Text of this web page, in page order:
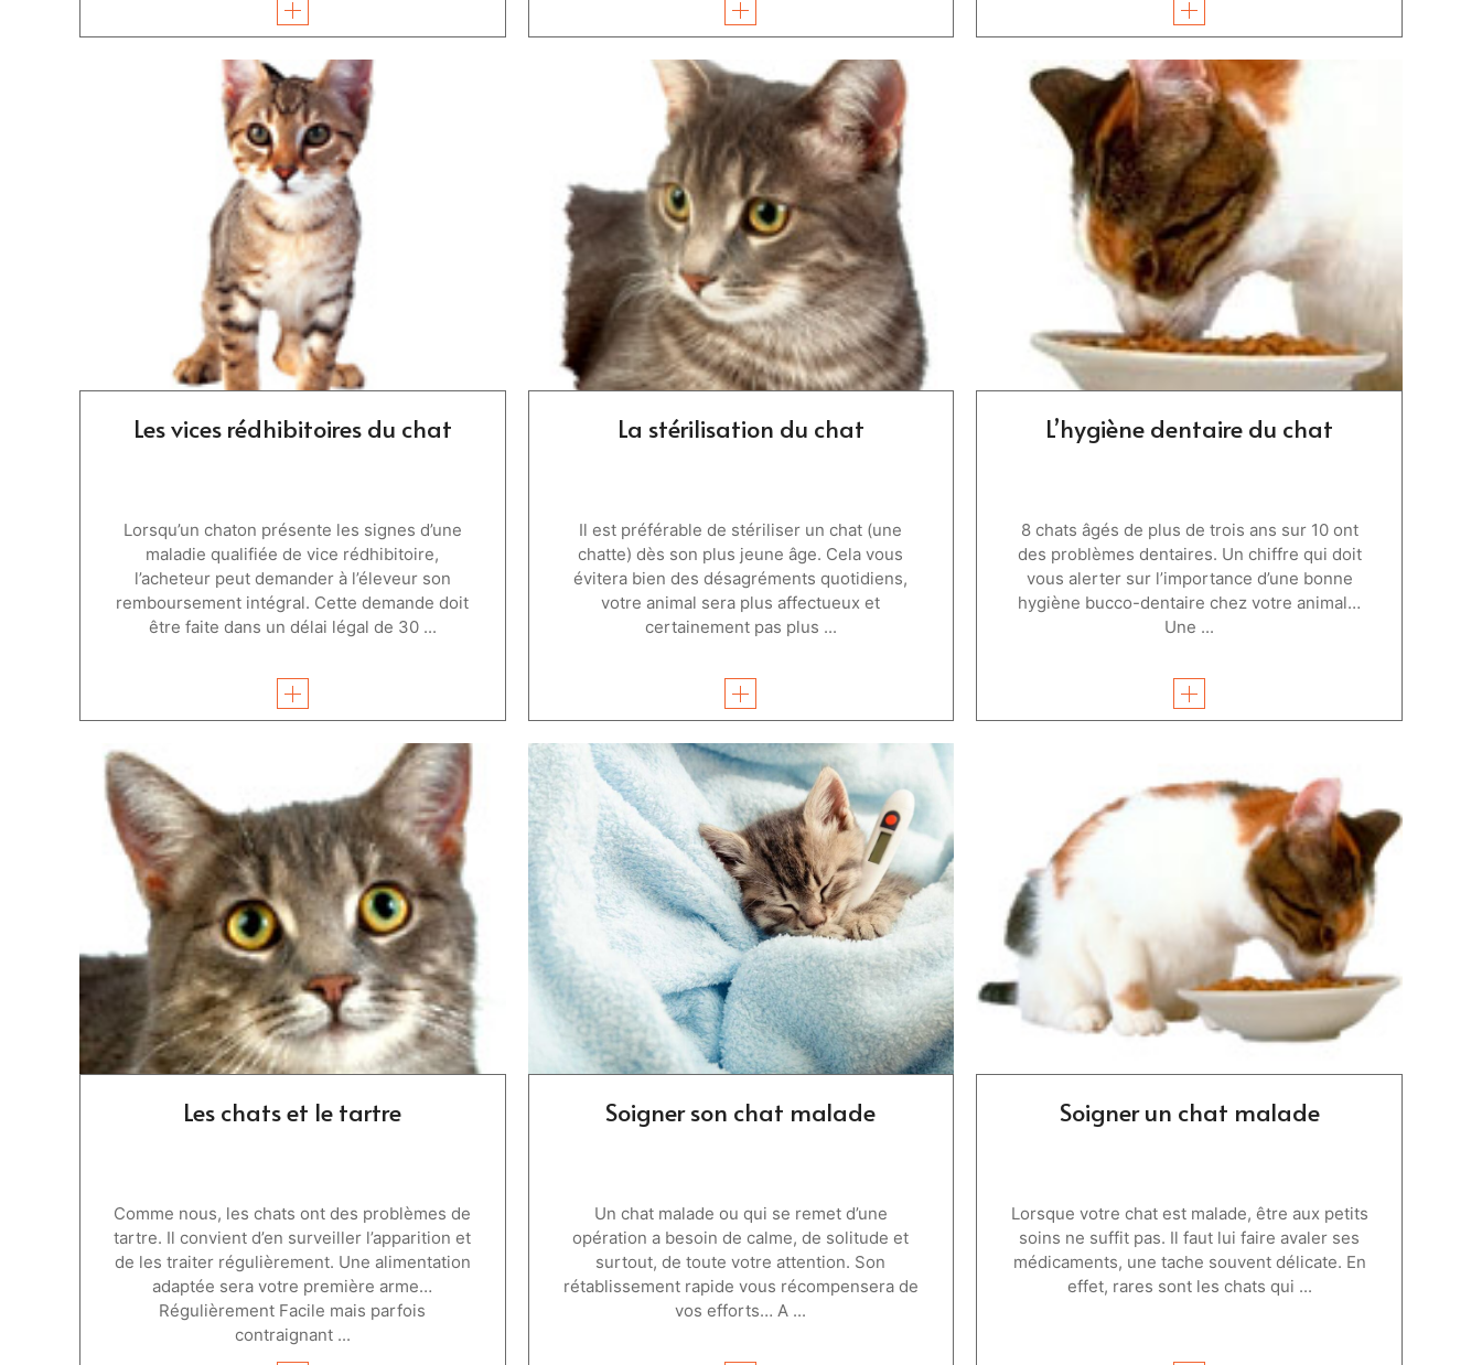
Les vices rédhibitoires du chat
Lorsqu’un chaton présente les signes d’une
maladie qualifiée de vice rédhibitoire,
l’acheteur peut demander à l’éleveur son
remboursement intégral. Cette demande doit
être faite dans un délai légal de 30 ...
La stérilisation du chat
Il est préférable de stériliser un chat (une
chatte) dès son plus jeune âge. Cela vous
évitera bien des désagréments quotidiens,
votre animal sera plus affectueux et
certainement pas plus ...
L’hygiène dentaire du chat
8 chats âgés de plus de trois ans sur 10 ont
des problèmes dentaires. Un chiffre qui doit
vous alerter sur l’importance d’une bonne
hygiène bucco-dentaire chez votre animal…
Une ...
Les chats et le tartre
Comme nous, les chats ont des problèmes de
tartre. Il convient d’en surveiller l’apparition et
de les traiter régulièrement. Une alimentation
adaptée sera votre première arme…
Régulièrement Facile mais parfois
contraignant ...
Soigner son chat malade
Un chat malade ou qui se remet d’une
opération a besoin de calme, de solitude et
surtout, de toute votre attention. Son
rétablissement rapide vous récompensera de
vos efforts… A ...
Soigner un chat malade
Lorsque votre chat est malade, être aux petits
soins ne suffit pas. Il faut lui faire avaler ses
médicaments, une tache souvent délicate. En
effet, rares sont les chats qui ...